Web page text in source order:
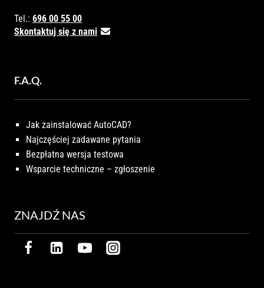
Tel.: 696 00 55 00
Skontaktuj się z nami
F.A.Q.
Jak zainstalować AutoCAD?
Najczęściej zadawane pytania
Bezpłatna wersja testowa
Wsparcie techniczne – zgłoszenie
ZNAJDŹ NAS